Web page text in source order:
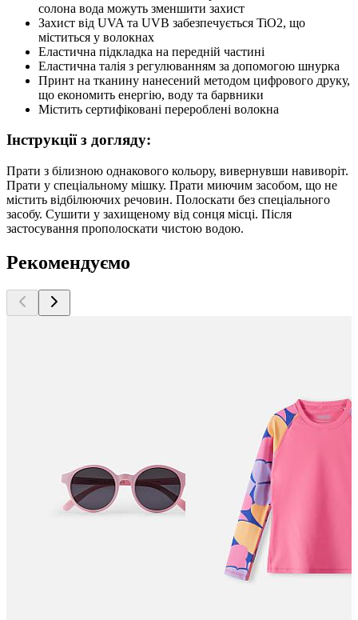
солона вода можуть зменшити захист
Захист від UVA та UVB забезпечується TiO2, що
міститься у волокнах
Еластична підкладка на передній частині
Еластична талія з регулюванням за допомогою шнурка
Принт на тканину нанесений методом цифрового друку,
що економить енергію, воду та барвники
Містить сертифіковані перероблені волокна
Інструкції з догляду:
Прати з білизною однакового кольору, вивернувши навиворіт.
Прати у спеціальному мішку. Прати миючим засобом, що не
містить відбілюючих речовин. Полоскати без спеціального
засобу. Сушити у захищеному від сонця місці. Після
застосування прополоскати чистою водою.
Рекомендуємо